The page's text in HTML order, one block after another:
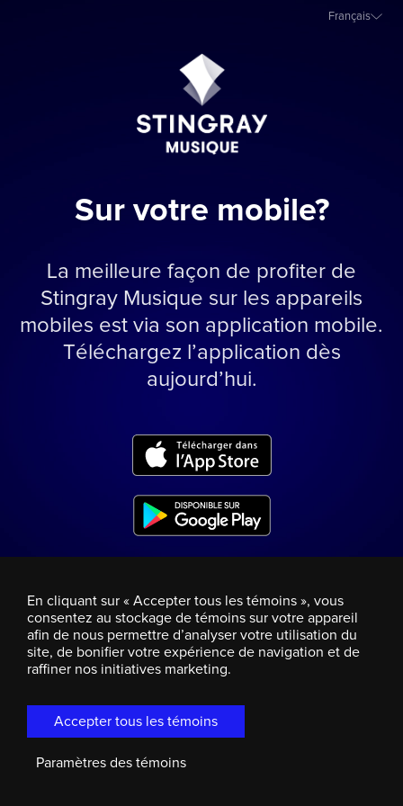
Français
Sur votre mobile?
La meilleure façon de profiter de
Stingray Musique sur les appareils
mobiles est via son application mobile.
Téléchargez l’application dès
aujourd’hui.
En cliquant sur « Accepter tous les témoins », vous
consentez au stockage de témoins sur votre appareil
afin de nous permettre d’analyser votre utilisation du
site, de bonifier votre expérience de navigation et de
raffiner nos initiatives marketing.
Accepter tous les témoins
Paramètres des témoins